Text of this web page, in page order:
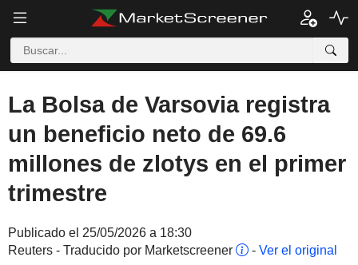
La Bolsa de Varsovia registra
un beneficio neto de 69.6
millones de zlotys en el primer
trimestre
Publicado el 25/05/2026 a 18:30
Reuters - Traducido por Marketscreener
- Ver el original